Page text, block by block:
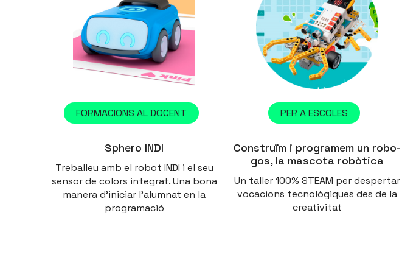
FORMACIONS AL DOCENT
Sphero INDI
Treballeu amb el robot INDI i el seu
sensor de colors integrat. Una bona
manera d'iniciar l'alumnat en la
programació
PER A ESCOLES
Construïm i programem un robo-
gos, la mascota robòtica
Un taller 100% STEAM per despertar
vocacions tecnològiques des de la
creativitat